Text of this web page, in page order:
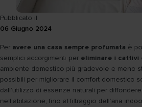
Pubblicato il
06 Giugno 2024
Per avere una casa sempre profumata è
semplici accorgimenti per eliminare i cattivi
ambiente domestico più gradevole e meno
possibili per migliorare il comfort domestico
dall’utilizzo di essenze naturali per
nell’abitazione, fino al filtraggio dell’aria